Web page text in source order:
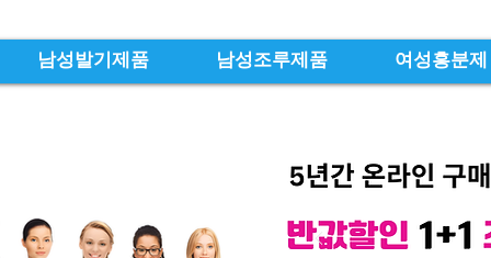
남성발기제품 남성조루제품 여성흥분제